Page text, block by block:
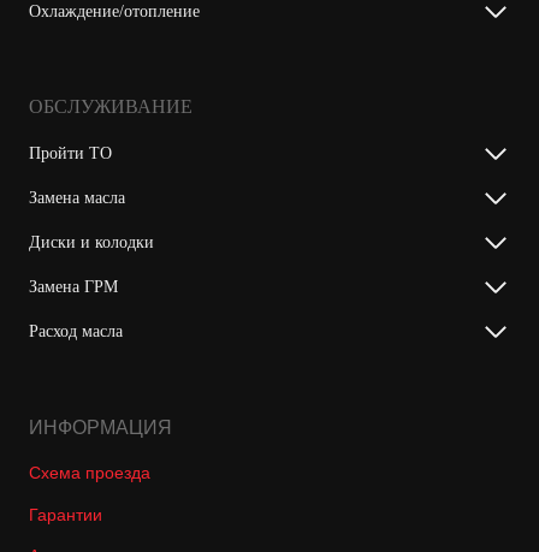
Охлаждение/отопление
ОБСЛУЖИВАНИЕ
Пройти ТО
Замена масла
Диски и колодки
Замена ГРМ
Расход масла
ИНФОРМАЦИЯ
Схема проезда
Гарантии